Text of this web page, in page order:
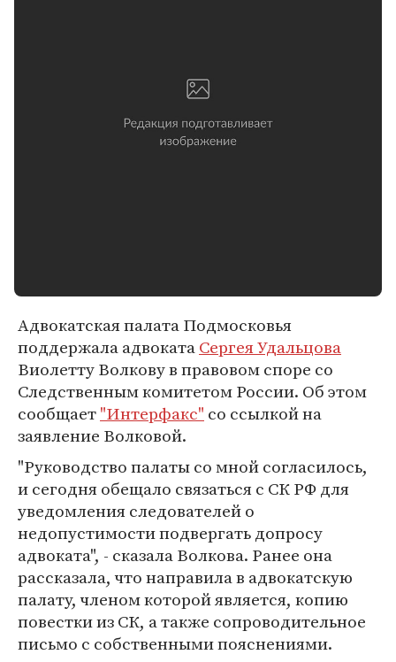
Адвокатская палата Подмосковья
поддержала адвокатаСергея Удальцова
Виолетту Волкову в правовом споре со
Следственным комитетом России. Об этом
сообщает"Интерфакс" со ссылкой на
заявление Волковой.
"Руководство палаты со мной согласилось,
и сегодня обещало связаться с СК РФ для
уведомления следователей о
недопустимости подвергать допросу
адвоката", - сказала Волкова. Ранее она
рассказала, что направила в адвокатскую
палату, членом которой является, копию
повестки из СК, а также сопроводительное
письмо с собственными пояснениями.